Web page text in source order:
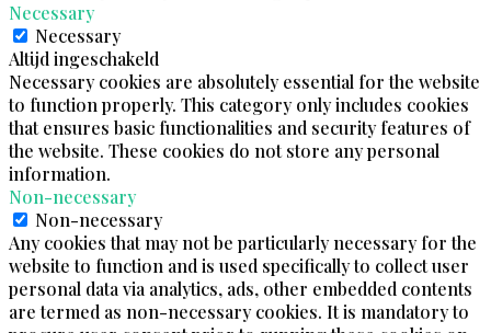
Necessary
Necessary
Altijd ingeschakeld
Necessary cookies are absolutely essential for the website
to function properly. This category only includes cookies
that ensures basic functionalities and security features of
the website. These cookies do not store any personal
information.
Non-necessary
Non-necessary
Any cookies that may not be particularly necessary for the
website to function and is used specifically to collect user
personal data via analytics, ads, other embedded contents
are termed as non-necessary cookies. It is mandatory to